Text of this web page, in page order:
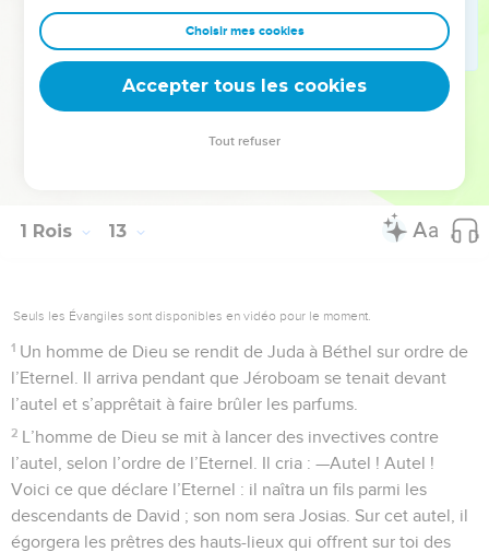
Il se rendit à l’autel qu’il avait érigé à Béthel le quinzième
jour du huitième mois, date qu’il avait fixée de sa propre
initiative. Il institua une fête pour les Israélites et gravit
l’autel pour y offrir des parfums.
La Bible Du Semeur Copyright © 1992, 1999 by Biblica, Inc.® Used by permission.
1 Rois 13
Seuls les Évangiles sont disponibles en vidéo pour le moment.
1 Un homme de Dieu se rendit de Juda à Béthel sur ordre de
l’Eternel. Il arriva pendant que Jéroboam se tenait devant
l’autel et s’apprêtait à faire brûler les parfums.
2 L’homme de Dieu se mit à lancer des invectives contre
l’autel, selon l’ordre de l’Eternel. Il cria : —Autel ! Autel !
Voici ce que déclare l’Eternel : il naîtra un fils parmi les
descendants de David ; son nom sera Josias. Sur cet autel, il
égorgera les prêtres des hauts-lieux qui offrent sur toi des
Choisir mes cookies
Accepter tous les cookies
Tout refuser